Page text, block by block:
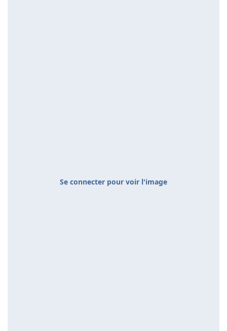
Se connecter pour voir l'image